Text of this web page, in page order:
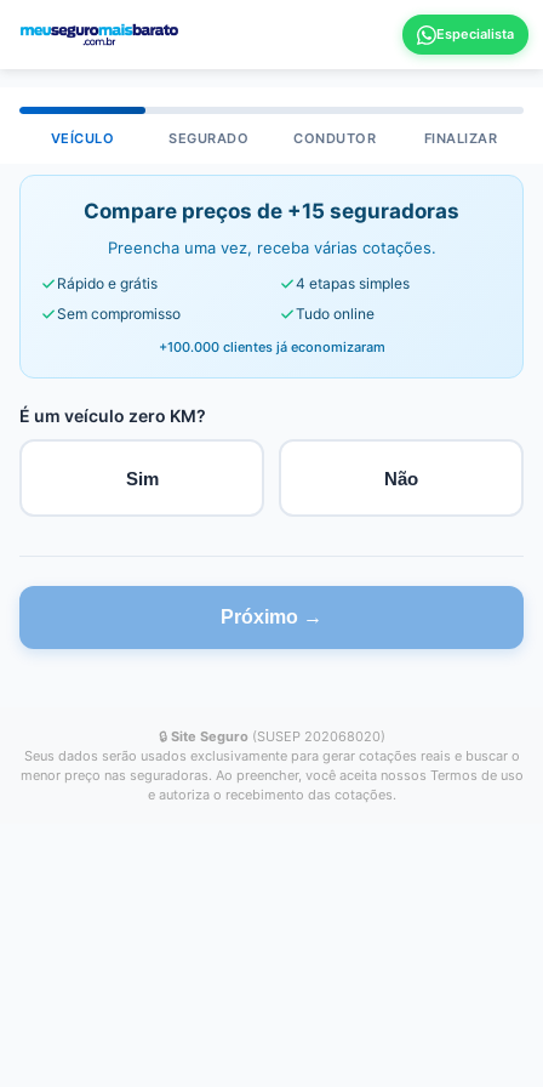
VEÍCULO SEGURADO CONDUTOR FINALIZAR
Compare preços de +15 seguradoras
Preencha uma vez, receba várias cotações.
Rápido e grátis
4 etapas simples
Sem compromisso
Tudo online
+100.000 clientes já economizaram
É um veículo zero KM?
Sim Não
Próximo →
🔒 Site Seguro (SUSEP 202068020)
Seus dados serão usados exclusivamente para gerar cotações reais e buscar o
menor preço nas seguradoras. Ao preencher, você aceita nossos Termos de uso
e autoriza o recebimento das cotações.